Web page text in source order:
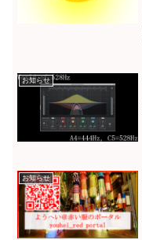
お知らせ
お知らせ